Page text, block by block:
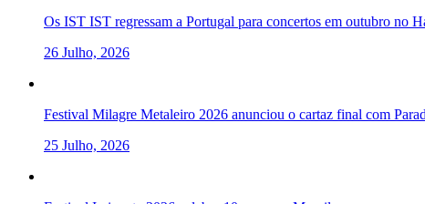
Os IST IST regressam a Portugal para concertos em outubro no
26 Julho, 2026
Festival Milagre Metaleiro 2026 anunciou o cartaz final com
25 Julho, 2026